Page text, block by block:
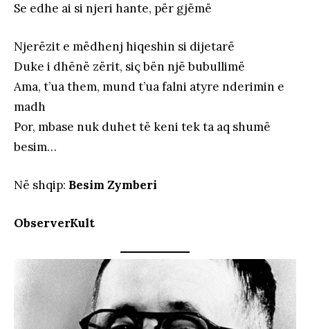
Se edhe ai si njeri hante, për gjëmë
Njerëzit e mëdhenj hiqeshin si dijetarë
Duke i dhënë zërit, siç bën një bubullimë
Ama, t’ua them, mund t’ua falni atyre nderimin e
madh
Por, mbase nuk duhet të keni tek ta aq shumë
besim…
Në shqip: Besim Zymberi
ObserverKult